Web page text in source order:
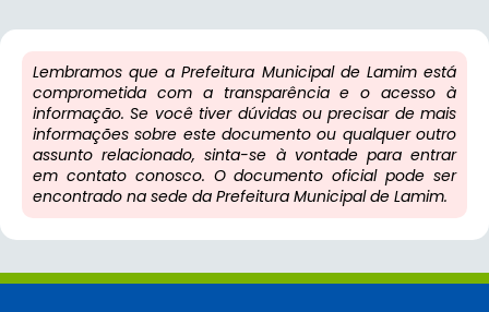
Lembramos que a Prefeitura Municipal de Lamim está
comprometida com a transparência e o acesso à
informação. Se você tiver dúvidas ou precisar de mais
informações sobre este documento ou qualquer outro
assunto relacionado, sinta-se à vontade para entrar
em contato conosco. O documento oficial pode ser
encontrado na sede da Prefeitura Municipal de Lamim.